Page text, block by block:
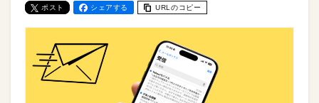
ポスト シェアする URLのコピー